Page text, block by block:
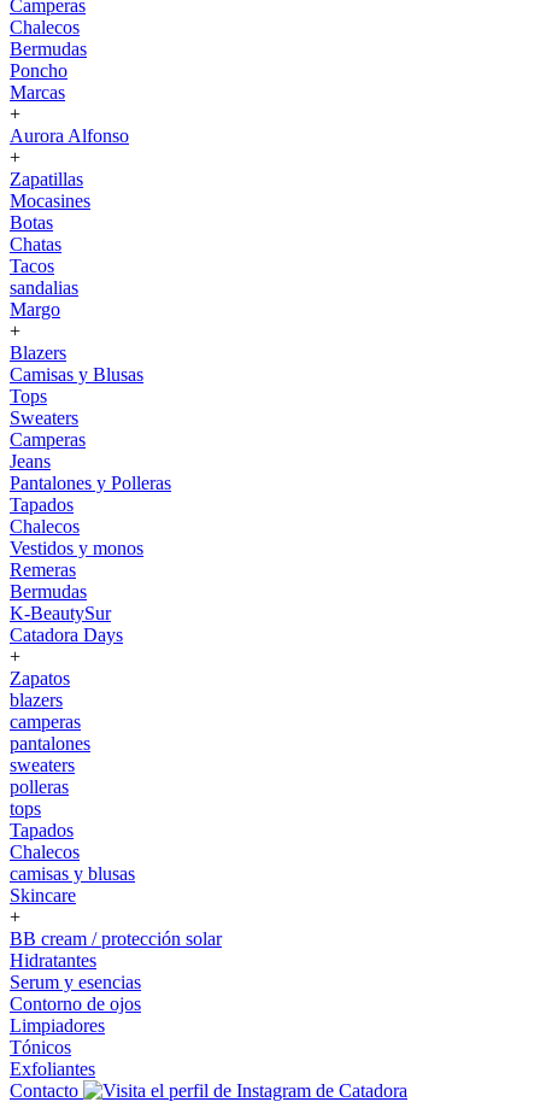
Camperas
Chalecos
Bermudas
Poncho
Marcas
+
Aurora Alfonso
+
Zapatillas
Mocasines
Botas
Chatas
Tacos
sandalias
Margo
+
Blazers
Camisas y Blusas
Tops
Sweaters
Camperas
Jeans
Pantalones y Polleras
Tapados
Chalecos
Vestidos y monos
Remeras
Bermudas
K-BeautySur
Catadora Days
+
Zapatos
blazers
camperas
pantalones
sweaters
polleras
tops
Tapados
Chalecos
camisas y blusas
Skincare
+
BB cream / protección solar
Hidratantes
Serum y esencias
Contorno de ojos
Limpiadores
Tónicos
Exfoliantes
Contacto